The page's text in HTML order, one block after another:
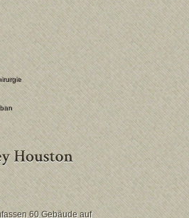
60 Gebäude auf